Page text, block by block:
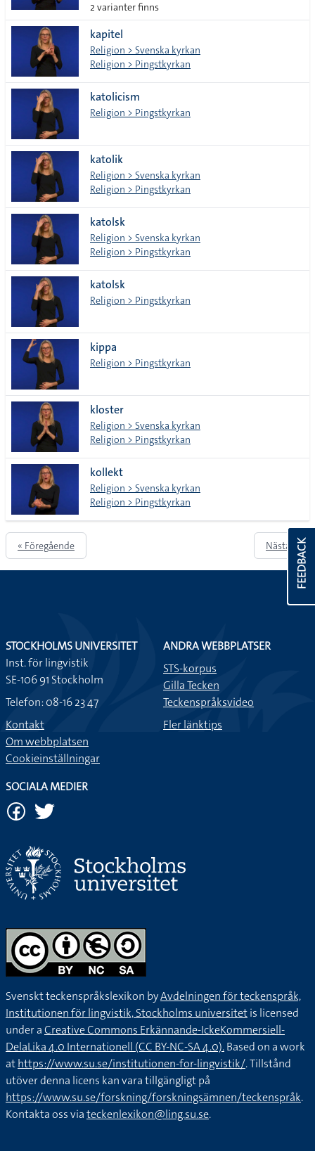
2 varianter finns
kapitel
Religion > Svenska kyrkan
Religion > Pingstkyrkan
katolicism
Religion > Pingstkyrkan
katolik
Religion > Svenska kyrkan
Religion > Pingstkyrkan
katolsk
Religion > Svenska kyrkan
Religion > Pingstkyrkan
katolsk
Religion > Pingstkyrkan
kippa
Religion > Pingstkyrkan
kloster
Religion > Svenska kyrkan
Religion > Pingstkyrkan
kollekt
Religion > Svenska kyrkan
Religion > Pingstkyrkan
« Föregående Nästa » FEEDBACK
STOCKHOLMS UNIVERSITET
Inst. för lingvistik
SE-106 91 Stockholm
Telefon: 08-16 23 47
Kontakt
Om webbplatsen
Cookieinställningar
ANDRA WEBBPLATSER
STS-korpus
Gilla Tecken
Teckenspråksvideo
Fler länktips
SOCIALA MEDIER
Svenskt teckenspråkslexikon byAvdelningen för teckenspråk,
Institutionen för lingvistik, Stockholms universitetis licensed
under aCreative Commons Erkännande-IckeKommersiell-
DelaLika 4.0 Internationell (CC BY-NC-SA 4.0).Based on a work
athttps://www.su.se/institutionen-for-lingvistik/. Tillstånd
utöver denna licens kan vara tillgängligt på
https://www.su.se/forskning/forskningsämnen/teckenspråk.
Kontakta oss viateckenlexikon@ling.su.se.